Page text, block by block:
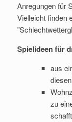
Anregungen für
Vielleicht finden
Spielideen für
aus
zu